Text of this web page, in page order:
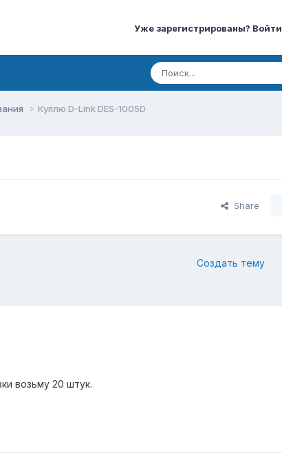
Уже зарегистрированы? Войти
Куплю D-Link DES-1005D
Share
Создать тему
возьму 20 штук.